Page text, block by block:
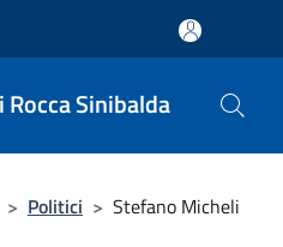
Rocca Sinibalda
> Politici > Stefano Micheli